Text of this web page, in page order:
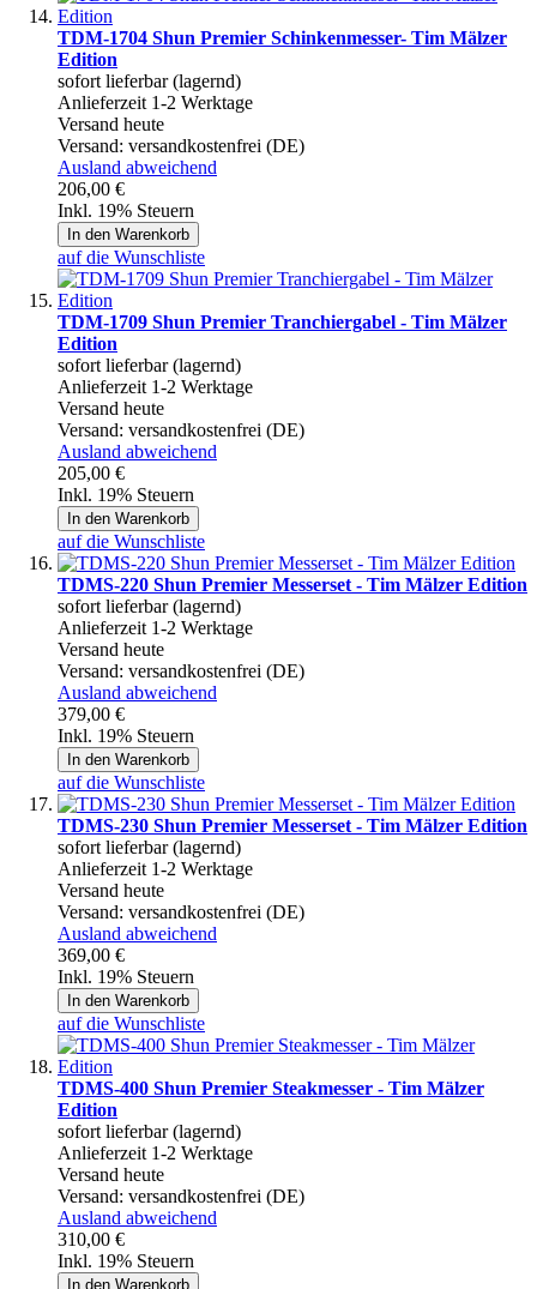
TDM-1704 Shun Premier Schinkenmesser- Tim Mälzer
Edition
sofort lieferbar (lagernd)
Anlieferzeit 1-2 Werktage
Versand heute
Versand: versandkostenfrei (DE)
Ausland abweichend
206,00 €
Inkl. 19% Steuern
In den Warenkorb
auf die Wunschliste
TDM-1709 Shun Premier Tranchiergabel - Tim Mälzer
Edition
sofort lieferbar (lagernd)
Anlieferzeit 1-2 Werktage
Versand heute
Versand: versandkostenfrei (DE)
Ausland abweichend
205,00 €
Inkl. 19% Steuern
In den Warenkorb
auf die Wunschliste
TDMS-220 Shun Premier Messerset - Tim Mälzer Edition
sofort lieferbar (lagernd)
Anlieferzeit 1-2 Werktage
Versand heute
Versand: versandkostenfrei (DE)
Ausland abweichend
379,00 €
Inkl. 19% Steuern
In den Warenkorb
auf die Wunschliste
TDMS-230 Shun Premier Messerset - Tim Mälzer Edition
sofort lieferbar (lagernd)
Anlieferzeit 1-2 Werktage
Versand heute
Versand: versandkostenfrei (DE)
Ausland abweichend
369,00 €
Inkl. 19% Steuern
In den Warenkorb
auf die Wunschliste
TDMS-400 Shun Premier Steakmesser - Tim Mälzer
Edition
sofort lieferbar (lagernd)
Anlieferzeit 1-2 Werktage
Versand heute
Versand: versandkostenfrei (DE)
Ausland abweichend
310,00 €
Inkl. 19% Steuern
In den Warenkorb